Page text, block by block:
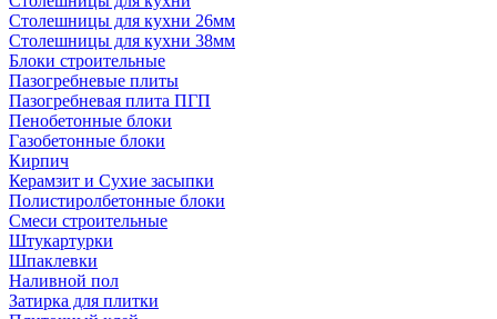
Столешницы для кухни 26мм
Столешницы для кухни 38мм
Блоки строительные
Пазогребневые плиты
Пазогребневая плита ПГП
Пенобетонные блоки
Газобетонные блоки
Кирпич
Керамзит и Сухие засыпки
Полистиролбетонные блоки
Смеси строительные
Штукартурки
Шпаклевки
Наливной пол
Затирка для плитки